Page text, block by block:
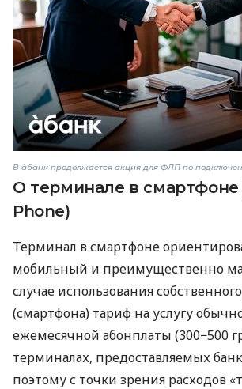
В àбанк продолжается акция для ФЛП по
О терминале в смартфоне
Phone)
Терминал в смартфоне
мобильный и преимущественно
случае использования
(смартфона) тариф на услугу
ежемесячной абонплаты (300−500
терминалах, предоставляемых
поэтому с точки зрения расходов